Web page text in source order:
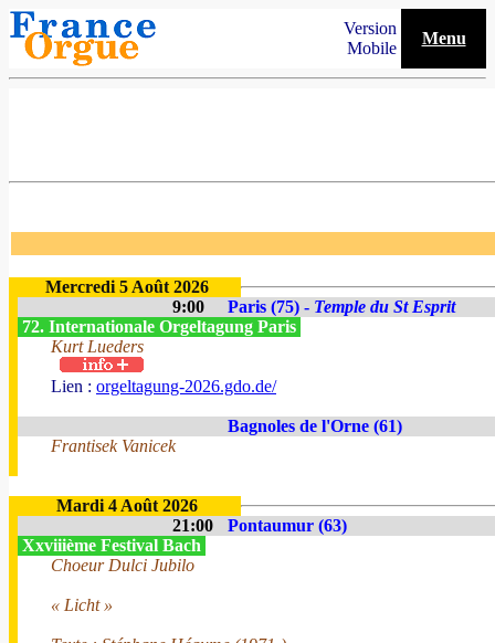
Version
Mobile
Menu
Mercredi 5 Août 2026
9:00
Paris (75) - Temple du St Esprit
72. Internationale Orgeltagung Paris
Kurt Lueders
Lien : orgeltagung-2026.gdo.de/
Bagnoles de l'Orne (61)
Frantisek Vanicek
Mardi 4 Août 2026
21:00
Pontaumur (63)
Xxviiième Festival Bach
Choeur Dulci Jubilo
« Licht »